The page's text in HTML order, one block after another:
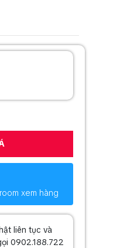
xem hàng
liên tục và
0902.188.722